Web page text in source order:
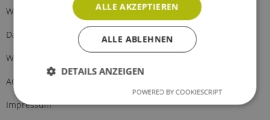
Widerrufsrecht
Datenschutz
Widerrufsformular
AGB
Impressum
ALLE AKZEPTIEREN
ALLE ABLEHNEN
DETAILS ANZEIGEN
POWERED BY COOKIESCRIPT